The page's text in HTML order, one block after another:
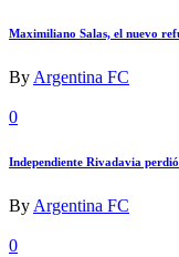
Maximiliano Salas, el nuevo
By Argentina FC
0
Independiente Rivadavia
By Argentina FC
0